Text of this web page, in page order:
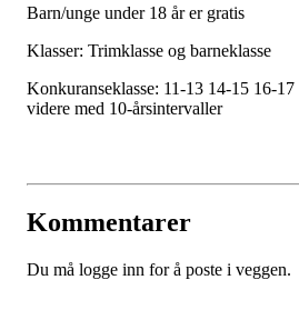
Barn/unge under 18 år er gratis
Klasser: Trimklasse og barneklasse
Konkuranseklasse: 11-13 14-15 16-
videre med 10-årsintervaller
Kommentarer
Du må logge inn for å poste i veggen.